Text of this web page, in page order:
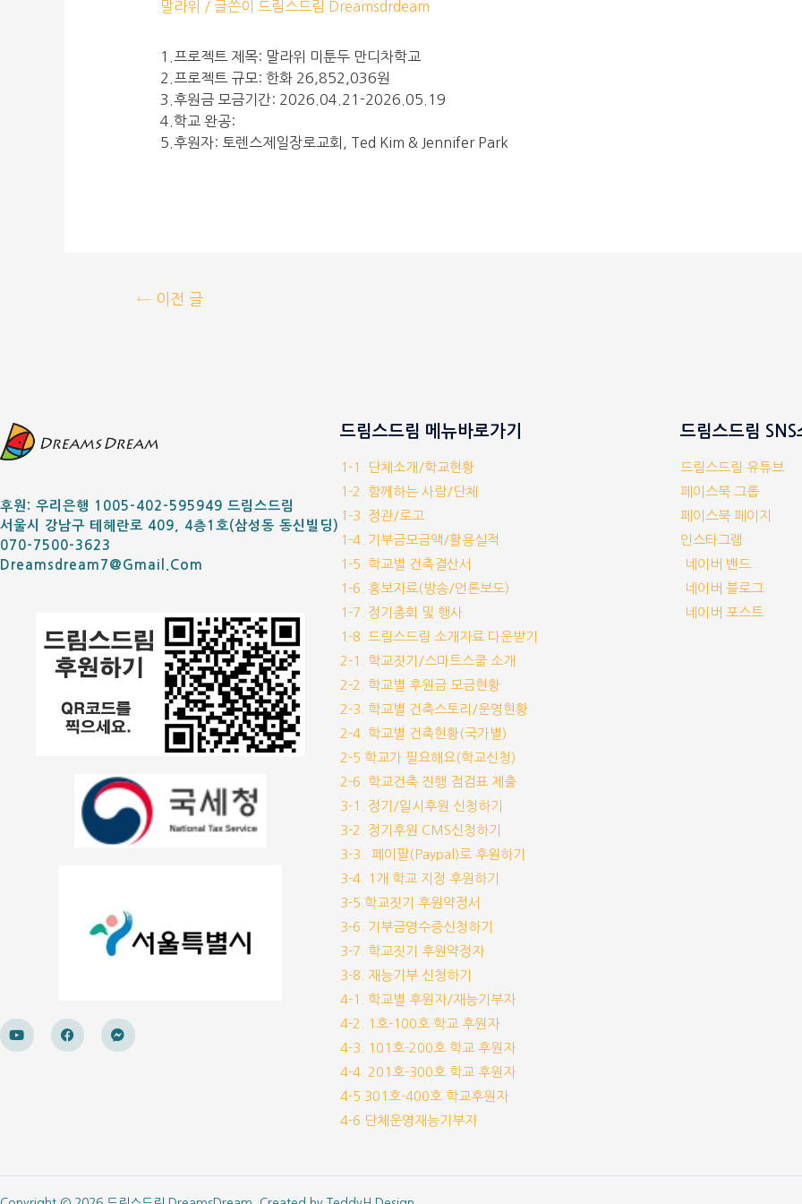
말라위 / 글쓴이 드림스드림 Dreamsdrdeam
1.프로젝트 제목: 말라위 미툰두 만디차학교
2.프로젝트 규모: 한화 26,852,036원
3.후원금 모금기간: 2026.04.21-2026.05.19
4.학교 완공:
5.후원자: 토렌스제일장로교회, Ted Kim & Jennifer Park
←이전 글
후원: 우리은행 1005-402-595949 드림스드림
서울시 강남구 테헤란로 409, 4층1호(삼성동 동신빌딩)
070-7500-3623
Dreamsdream7@gmail.com
드림스드림 메뉴바로가기
1-1. 단체소개/학교현황
1-2. 함께하는 사람/단체
1-3. 정관/로고
1-4. 기부금모금액/활용실적
1-5. 학교별 건축결산서
1-6. 홍보자료(방송/언론보도)
1-7. 정기총회 및 행사
1-8. 드림스드림 소개자료 다운받기
2-1. 학교짓기/스마트스쿨 소개
2-2. 학교별 후원금 모금현황
2-3. 학교별 건축스토리/운영현황
2-4. 학교별 건축현황(국가별)
2-5 학교가 필요해요(학교신청)
2-6. 학교건축 진행 점검표 제출
3-1. 정기/일시후원 신청하기
3-2. 정기후원 CMS신청하기
3-3.. 페이팔(Paypal)로 후원하기
3-4. 1개 학교 지정 후원하기
3-5.학교짓기 후원약정서
3-6. 기부금영수증신청하기
3-7. 학교짓기 후원약정자
3-8. 재능기부 신청하기
4-1. 학교별 후원자/재능기부자
4-2. 1호-100호 학교 후원자
4-3. 101호-200호 학교 후원자
4-4. 201호-300호 학교 후원자
4-5 301호-400호 학교후원자
4-6 단체운영재능기부자
드림스드림 SNS
드림스드림 유튜브
페이스북 그룹
페이스북 페이지
인스타그램
네이버 밴드
네이버 블로그
네이버 포스트